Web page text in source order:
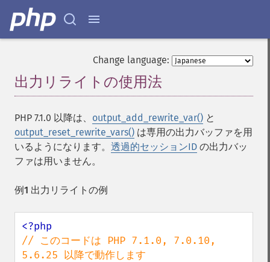
Change language:
出力リライトの使用法
PHP 7.1.0 以降は、 output_add_rewrite_var() と
output_reset_rewrite_vars() は専用の出力バッファを用
いるようになります。 透過的セッションID の出力バッ
ファは用いません。
例1 出力リライトの例
// このコードは PHP 7.1.0, 7.0.10,
5.6.25 以降で動作します